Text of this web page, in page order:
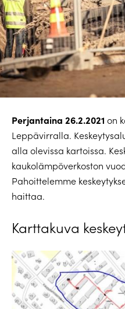
Perjantaina 26.2.2021 on
Leppävirralla.
alla olevissa kartoissa.
kaukolämpöverkoston
Pahoittelemme
haittaa.
Karttakuva